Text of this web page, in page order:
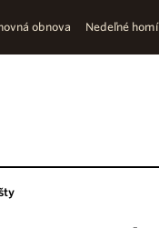
obnova Nedeľné